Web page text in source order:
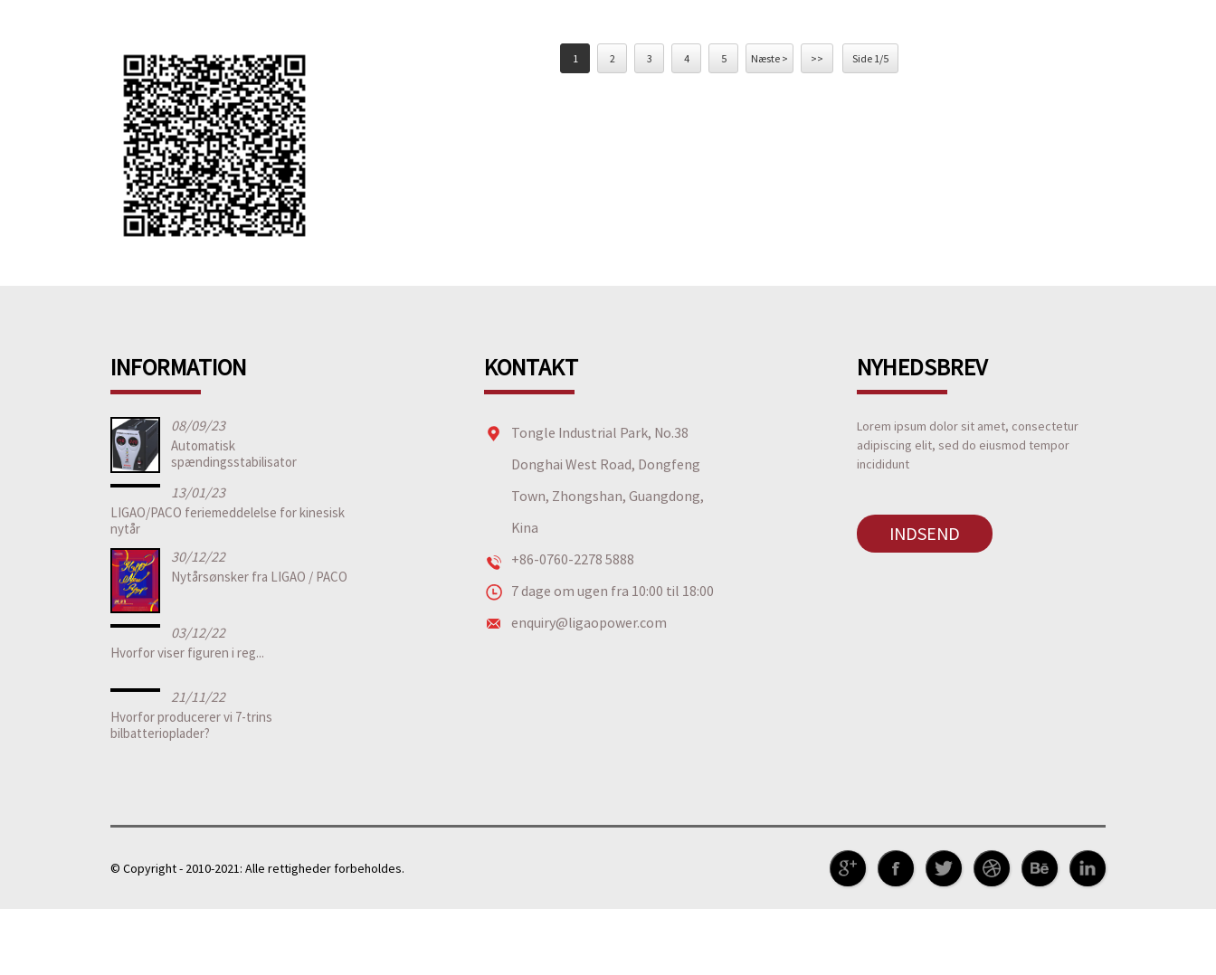
1 2 3 4 5 Næste > >> Side 1/5
INFORMATION
08/09/23
Automatisk
spændingsstabilisator
13/01/23
LIGAO/PACO feriemeddelelse for kinesisk
nytår
30/12/22
Nytårsønsker fra LIGAO / PACO
03/12/22
Hvorfor viser figuren i reg...
21/11/22
Hvorfor producerer vi 7-trins
bilbatterioplader?
KONTAKT
Tongle Industrial Park, No.38
Donghai West Road, Dongfeng
Town, Zhongshan, Guangdong,
Kina
+86-0760-2278 5888
7 dage om ugen fra 10:00 til 18:00
enquiry@ligaopower.com
NYHEDSBREV
Lorem ipsum dolor sit amet, consectetur
adipiscing elit, sed do eiusmod tempor
incididunt
INDSEND
© Copyright - 2010-2021: Alle rettigheder forbeholdes.